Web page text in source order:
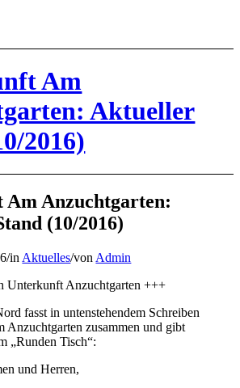
Am
Aktueller
2016)
Anzuchtgarten:
(10/2016)
/in Aktuelles/von Admin
Unterkunft Anzuchtgarten +++
fasst in untenstehendem Schreiben
Anzuchtgarten zusammen und gibt
„Runden Tisch“:
und Herren,